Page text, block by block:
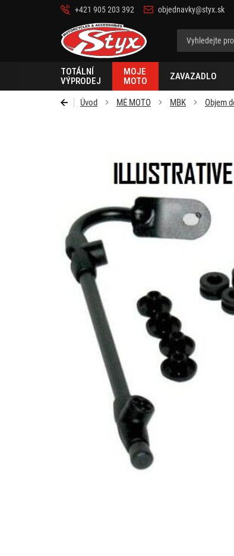
+421 905 203 392 objednavky@styx.sk
Styx-
cz
TOTÁLNÍ
VÝPRODEJ
MOJE
MOTO
ZAVAZADLO
Úvod MÉ MOTO MBK Objem